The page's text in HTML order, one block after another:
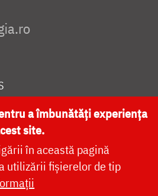
CATEDRALA NAȚIONALĂ
a îmbunătăți experiența
site.
în această pagină
utilizării fișierelor de tip